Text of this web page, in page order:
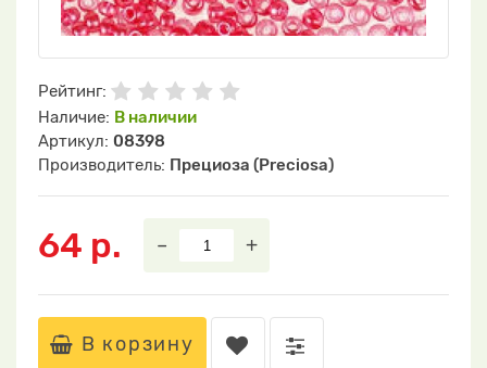
Рейтинг:
Наличие: В наличии
Артикул: 08398
Производитель: Прециоза (Preciosa)
64 р. – +
В корзину